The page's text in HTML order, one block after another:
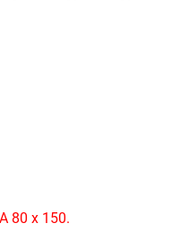
80 x 150.